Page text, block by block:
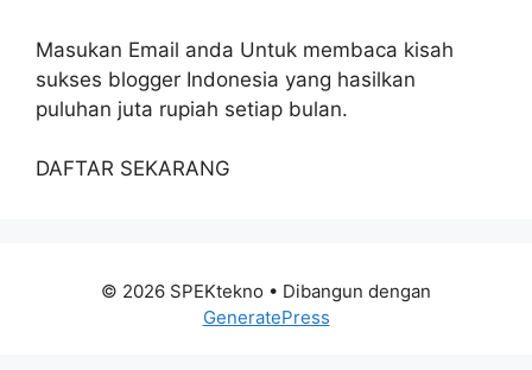
Masukan Email anda Untuk membaca kisah
sukses blogger Indonesia yang hasilkan
puluhan juta rupiah setiap bulan.
DAFTAR SEKARANG
© 2026 SPEKtekno • Dibangun dengan
GeneratePress